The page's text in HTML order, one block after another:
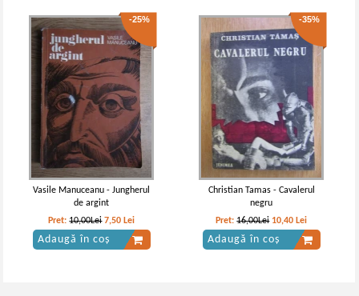
-25%
Vasile Manuceanu - Jungherul
de argint
Pret:10,00Lei 7,50 Lei
Adaugă în coș
-35%
Christian Tamas - Cavalerul
negru
Pret:16,00Lei 10,40 Lei
Adaugă în coș